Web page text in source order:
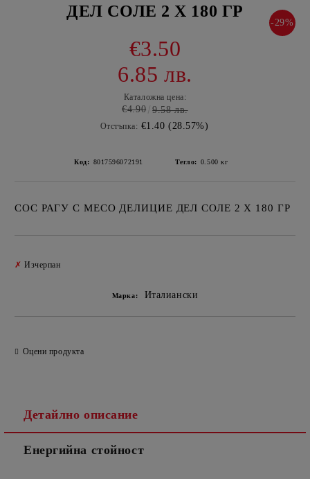
ДЕЛ СОЛЕ 2 Х 180 ГР
-29%
€3.50
6.85 лв.
Каталожна цена:
€4.90 9.58 лв.
Отстъпка: €1.40 (28.57%)
Код: 8017596072191 Тегло: 0.500 кг
СОС РАГУ С МЕСО ДЕЛИЦИЕ ДЕЛ СОЛЕ 2 Х 180 ГР
✗ Изчерпан
Марка: Италиански
Оцени продукта
Детайлно описание
Енергийна стойност